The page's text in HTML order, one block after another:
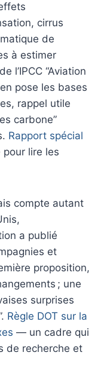
cirrus
de
à estimer
l’IPCC “Aviation
pose les bases
rappel utile
carbone”
Rapport spécial
lire les
compte autant
a publié
et
proposition,
; une
surprises
Règle DOT sur la
— un cadre qui
de recherche et